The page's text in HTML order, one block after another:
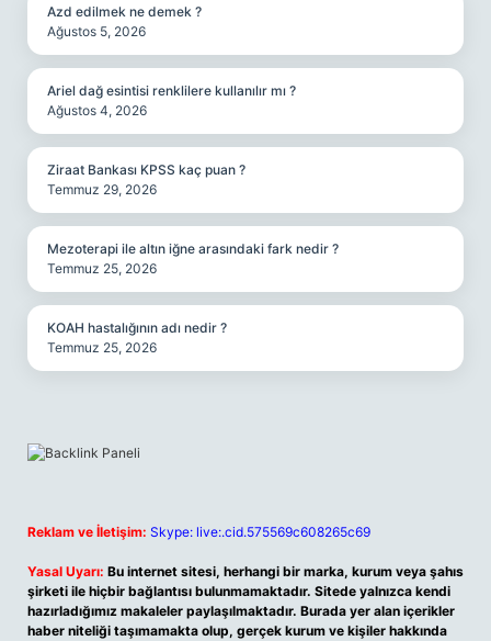
Azd edilmek ne demek ?
Ağustos 5, 2026
Ariel dağ esintisi renklilere kullanılır mı ?
Ağustos 4, 2026
Ziraat Bankası KPSS kaç puan ?
Temmuz 29, 2026
Mezoterapi ile altın iğne arasındaki fark nedir ?
Temmuz 25, 2026
KOAH hastalığının adı nedir ?
Temmuz 25, 2026
Reklam ve İletişim: Skype: live:.cid.575569c608265c69
Yasal Uyarı: Bu internet sitesi, herhangi bir marka, kurum veya şahıs
şirketi ile hiçbir bağlantısı bulunmamaktadır. Sitede yalnızca kendi
hazırladığımız makaleler paylaşılmaktadır. Burada yer alan içerikler
haber niteliği taşımamakta olup, gerçek kurum ve kişiler hakkında